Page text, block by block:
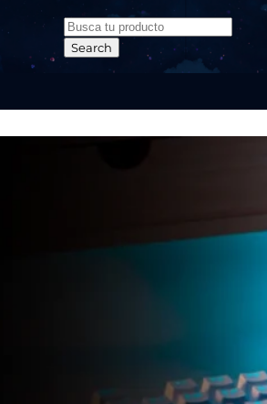
Skip to main content
Search